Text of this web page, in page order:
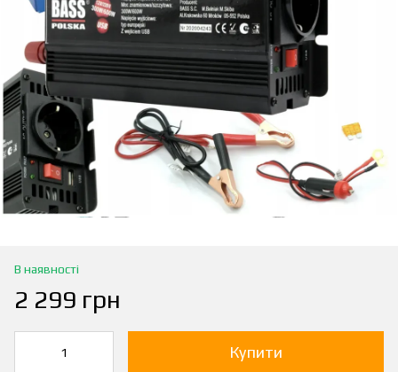
В наявності
2 299 грн
Купити